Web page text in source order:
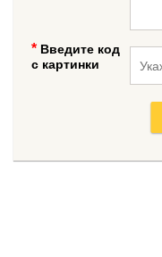
Введите код
с картинки